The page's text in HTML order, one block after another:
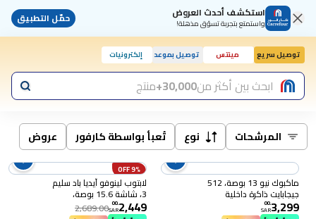
استكشف أحدث العروض
واستمتع بتجربة تسوّق مذهلة! حمّل التطبيق
توصيل سريع مينتس توصيل بموعد إلكترونيات
اليوم, 10:00 صابحث بين أكثر من30,000+ منتج
المرشحات نوع تُعبأ بواسطة كارفور عروض
ماكبوك نيو 13 بوصة، 512
جيجابايت ذاكرة داخلية
(MHFC4AB/A)
3,299
.
00
SAR
9% OFF
لابتوب لينوفو آيديا باد سليم
3، شاشة 15.6 بوصة،
2,449
.
00
SAR
2,689.00